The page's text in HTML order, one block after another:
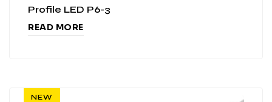
Profile LED P6-3
READ MORE
NEW